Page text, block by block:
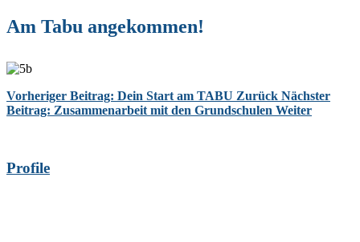
Am Tabu angekommen!
Vorheriger Beitrag: Dein Start am TABU Zurück Nächster
Beitrag: Zusammenarbeit mit den Grundschulen Weiter
Profile